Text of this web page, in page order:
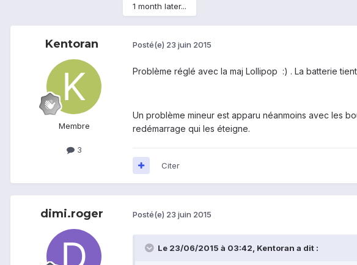
1 month later...
Kentoran
Membre
3
Posté(e) 23 juin 2015
Problème réglé avec la maj Lollipop :) . La batterie
Un problème mineur est apparu néanmoins avec les
redémarrage qui les éteigne.
Citer
dimi.roger Posté(e) 23 juin 2015
Le 23/06/2015 à 03:42, Kentoran a dit :